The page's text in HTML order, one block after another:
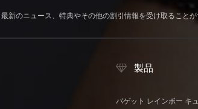
新のニュース、特典やその他の割引情報を受け取ることが
製品
バゲット レインボー キュ